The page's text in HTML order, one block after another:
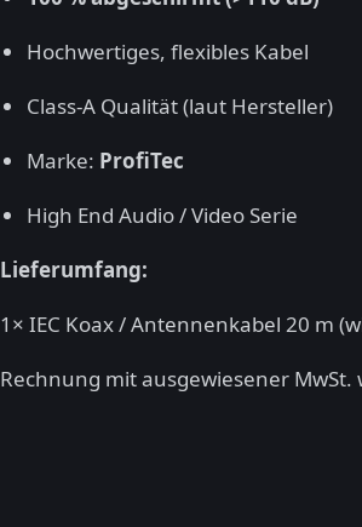
Hochwertiges, flexibles Kabel
Class-A Qualität (laut Hersteller)
Marke: ProfiTec
High End Audio / Video Serie
Lieferumfang:
1× IEC Koax / Antennenkabel 20 m
Rechnung mit ausgewiesener